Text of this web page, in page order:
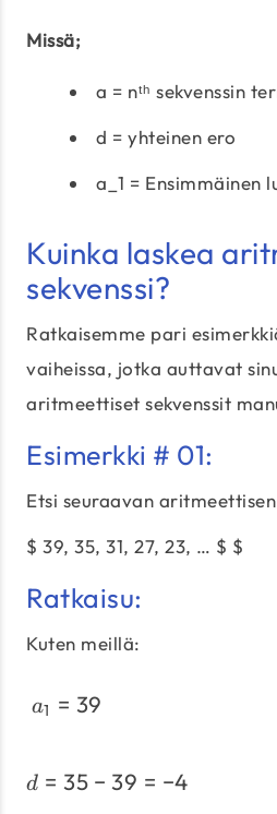
Missä;
a = nᵗʰ sekvenssin
d = yhteinen ero
a_1 = Ensimmäinen
Kuinka laskea
sekvenssi?
Ratkaisemme pari
vaiheissa, jotka auttavat
aritmeettiset sekvenssit
Esimerkki # 01:
Etsi seuraavan
$ 39, 35, 31, 27, 23, … $ $
Ratkaisu:
Kuten meillä:
a1 = 39
d = 35 − 39 = −4